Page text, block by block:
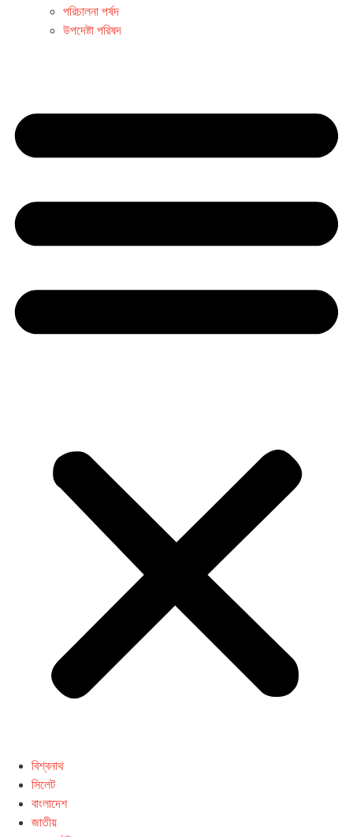
পরিচালনা পর্ষদ
উপদেষ্টা পরিষদ
বিশ্বনাথ
সিলেট
বাংলাদেশ
জাতীয়